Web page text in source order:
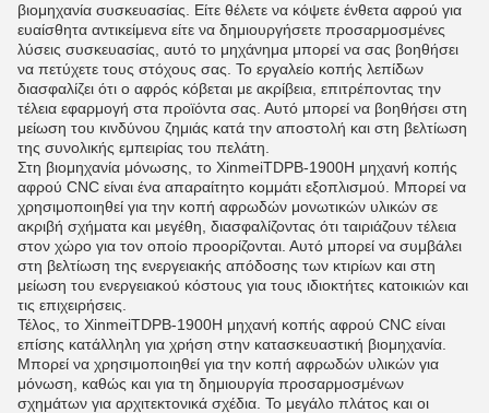
βιομηχανία συσκευασίας. Είτε θέλετε να κόψετε ένθετα αφρού για
ευαίσθητα αντικείμενα είτε να δημιουργήσετε προσαρμοσμένες
λύσεις συσκευασίας, αυτό το μηχάνημα μπορεί να σας βοηθήσει
να πετύχετε τους στόχους σας. Το εργαλείο κοπής λεπίδων
διασφαλίζει ότι ο αφρός κόβεται με ακρίβεια, επιτρέποντας την
τέλεια εφαρμογή στα προϊόντα σας. Αυτό μπορεί να βοηθήσει στη
μείωση του κινδύνου ζημιάς κατά την αποστολή και στη βελτίωση
της συνολικής εμπειρίας του πελάτη.
Στη βιομηχανία μόνωσης, το XinmeiTDPB-1900Η μηχανή κοπής
αφρού CNC είναι ένα απαραίτητο κομμάτι εξοπλισμού. Μπορεί να
χρησιμοποιηθεί για την κοπή αφρωδών μονωτικών υλικών σε
ακριβή σχήματα και μεγέθη, διασφαλίζοντας ότι ταιριάζουν τέλεια
στον χώρο για τον οποίο προορίζονται. Αυτό μπορεί να συμβάλει
στη βελτίωση της ενεργειακής απόδοσης των κτιρίων και στη
μείωση του ενεργειακού κόστους για τους ιδιοκτήτες κατοικιών και
τις επιχειρήσεις.
Τέλος, το XinmeiTDPB-1900Η μηχανή κοπής αφρού CNC είναι
επίσης κατάλληλη για χρήση στην κατασκευαστική βιομηχανία.
Μπορεί να χρησιμοποιηθεί για την κοπή αφρωδών υλικών για
μόνωση, καθώς και για τη δημιουργία προσαρμοσμένων
σχημάτων για αρχιτεκτονικά σχέδια. Το μεγάλο πλάτος και οι